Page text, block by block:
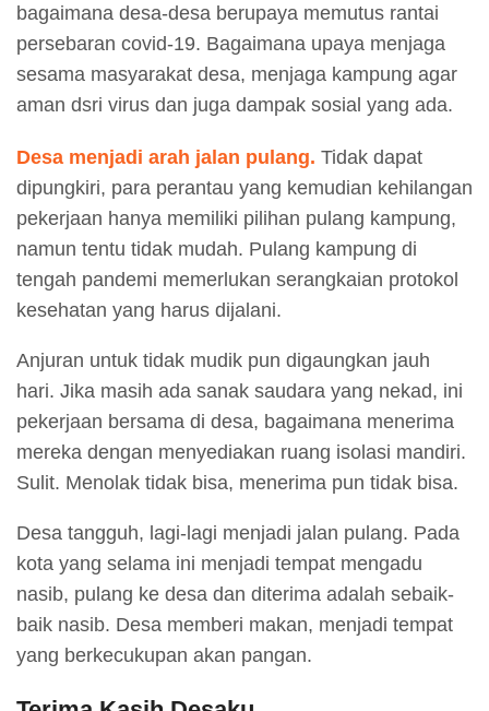
bagaimana desa-desa berupaya memutus rantai
persebaran covid-19. Bagaimana upaya menjaga
sesama masyarakat desa, menjaga kampung agar
aman dsri virus dan juga dampak sosial yang ada.
Desa menjadi arah jalan pulang. Tidak dapat
dipungkiri, para perantau yang kemudian kehilangan
pekerjaan hanya memiliki pilihan pulang kampung,
namun tentu tidak mudah. Pulang kampung di
tengah pandemi memerlukan serangkaian protokol
kesehatan yang harus dijalani.
Anjuran untuk tidak mudik pun digaungkan jauh
hari. Jika masih ada sanak saudara yang nekad, ini
pekerjaan bersama di desa, bagaimana menerima
mereka dengan menyediakan ruang isolasi mandiri.
Sulit. Menolak tidak bisa, menerima pun tidak bisa.
Desa tangguh, lagi-lagi menjadi jalan pulang. Pada
kota yang selama ini menjadi tempat mengadu
nasib, pulang ke desa dan diterima adalah sebaik-
baik nasib. Desa memberi makan, menjadi tempat
yang berkecukupan akan pangan.